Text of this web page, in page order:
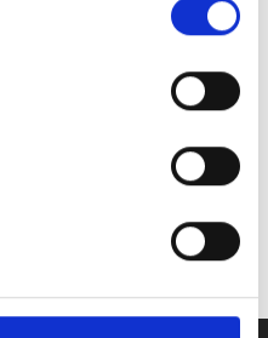
Price inc. VAT